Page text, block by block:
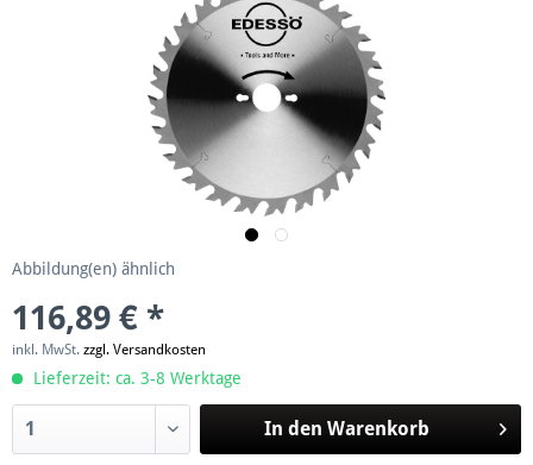
Abbildung(en) ähnlich
116,89 € *
inkl. MwSt. zzgl. Versandkosten
Lieferzeit: ca. 3-8 Werktage
In den Warenkorb